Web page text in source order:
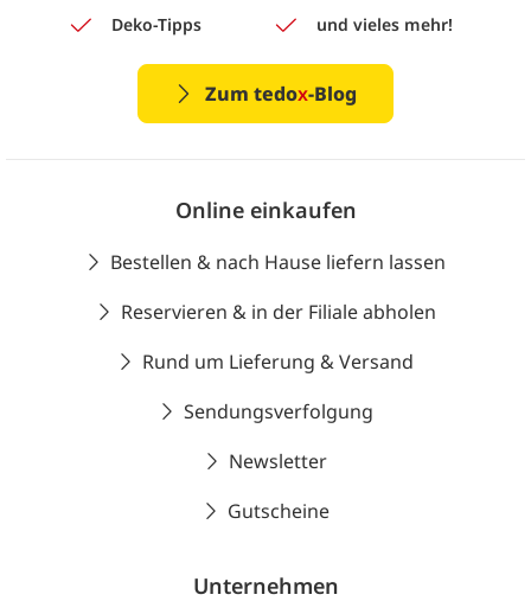
Deko-Tipps
und vieles mehr!
Zum tedox-Blog
Online einkaufen
Bestellen & nach Hause liefern lassen
Reservieren & in der Filiale abholen
Rund um Lieferung & Versand
Sendungsverfolgung
Newsletter
Gutscheine
Unternehmen